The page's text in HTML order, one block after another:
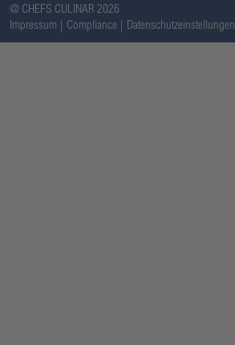
@ CHEFS CULINAR 2026
Impressum
Compliance Datenschutzeinstellungen